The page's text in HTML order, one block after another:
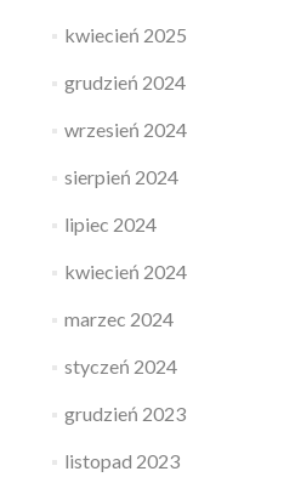
kwiecień 2025
grudzień 2024
wrzesień 2024
sierpień 2024
lipiec 2024
kwiecień 2024
marzec 2024
styczeń 2024
grudzień 2023
listopad 2023